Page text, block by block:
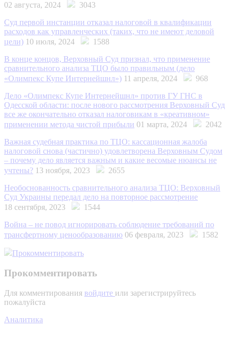
02 августа, 2024
3043
Суд первой инстанции отказал налоговой в квалификации
расходов как управленческих (таких, что не имеют деловой
цели) 10 июля, 2024
1588
В конце концов, Верховный Суд признал, что применение
сравнительного анализа ТЦО было правильным (дело
«Олимпекс Купе Интернейшнл») 11 апреля, 2024
968
Дело «Олимпекс Купе Интернейшнл» против ГУ ГНС в
Одесской области: после нового рассмотрения Верховный Суд
все же окончательно отказал налоговикам в «креативном»
применении метода чистой прибыли 01 марта, 2024
2042
Важная судебная практика по ТЦO: кассационная жалоба
налоговой снова (частично) удовлетворена Верховным Судом
– почему дело является важным и какие весомые нюансы не
учтены? 13 ноября, 2023
2655
Необоснованность сравнительного анализа ТЦО: Верховный
Суд Украины передал дело на повторное рассмотрение
18 сентября, 2023
1544
Война – не повод игнорировать соблюдение требований по
трансфертному ценообразованию 06 февраля, 2023 1582
Прокомментировать
Прокомментировать
Для комментирования войдите или зарегистрируйтесь
пожалуйста
Аналитика